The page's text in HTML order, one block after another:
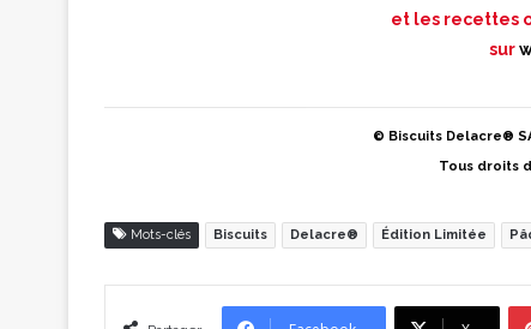
et les recettes
sur
© Biscuits Delacre®
Tous droits
Mots-clés Biscuits Delacre® Édition Limitée